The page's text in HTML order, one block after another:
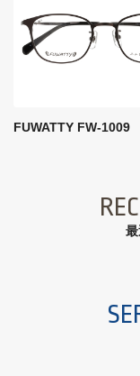
FUWATTY FW-1009